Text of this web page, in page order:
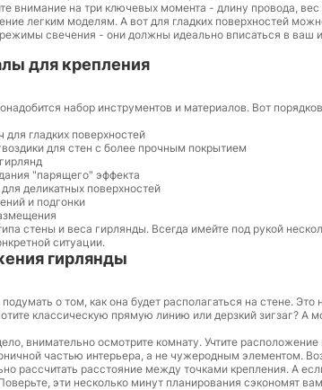
внимание на три ключевых момента - длину провода, вес
легким моделям. А вот для гладких поверхностей
свечения - они должны идеально вписаться в ваш
для крепления
набор инструментов и материалов. Вот
для гладких поверхностей
для стен с более прочным покрытием
"парящего" эффекта
деликатных поверхностей
и подгонки
стены и веса гирлянды. Всегда имейте под рукой
ситуации.
гирлянды
о том, как она будет располагаться на стене. Это
классическую прямую линию или дерзкий зигзаг? А
внимательно осмотрите комнату. Учтите
частью интерьера, а не чужеродным элементом.
рассчитать расстояние между точками крепления. А
эти несколько минут планирования сэкономят